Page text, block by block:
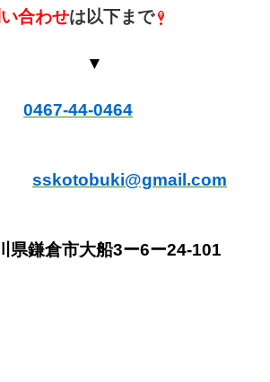
合わせは以下まで
0467-44-0464
sskotobuki@gmail.com
県鎌倉市大船3ー6ー24-101